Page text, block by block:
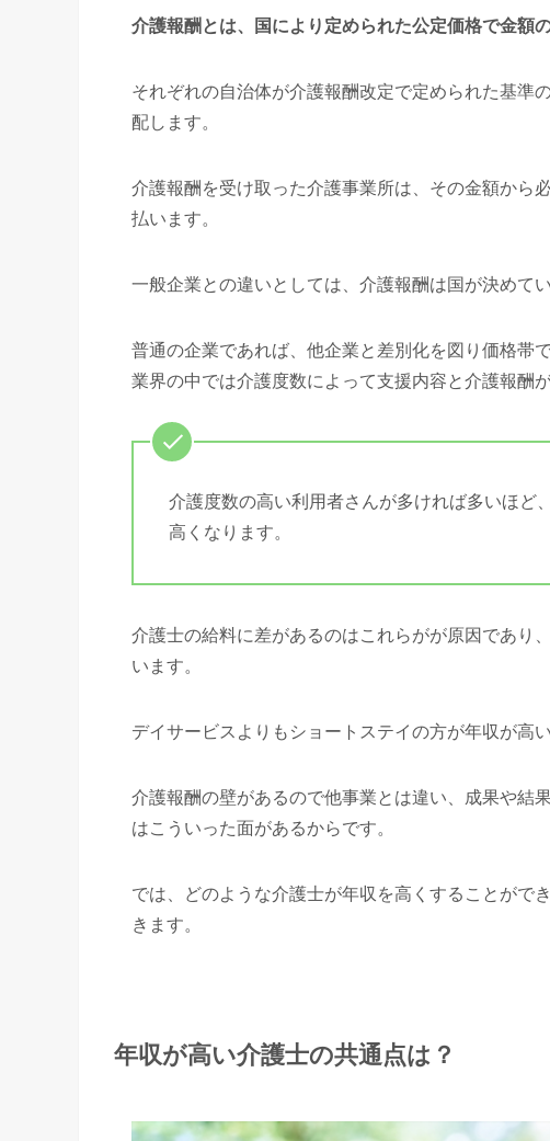
介護報酬とは、国により定められた公定価格で金額
それぞれの自治体が介護報酬改定で定められた基準
配します。
介護報酬を受け取った介護事業所は、その金額から
払います。
一般企業との違いとしては、介護報酬は国が決めて
普通の企業であれば、他企業と差別化を図り価格帯
業界の中では介護度数によって支援内容と介護報酬
介護度数の高い利用者さんが多ければ多いほど
高くなります。
介護士の給料に差があるのはこれらがが原因であり
います。
デイサービスよりもショートステイの方が年収が高
介護報酬の壁があるので他事業とは違い、成果や結
はこういった面があるからです。
では、どのような介護士が年収を高くすることがで
きます。
年収が高い介護士の共通点は？